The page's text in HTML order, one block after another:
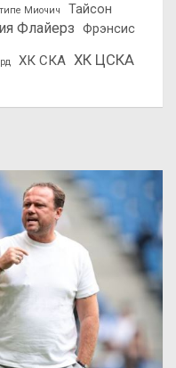
Миочич
Тайсон
Флайерз Фрэнсис
ХК СКА ХК ЦСКА